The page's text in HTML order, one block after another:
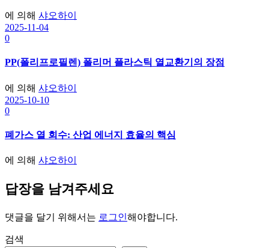
에 의해 샤오하이
2025-11-04
0
PP(폴리프로필렌) 폴리머 플라스틱 열교환기의 장점
에 의해 샤오하이
2025-10-10
0
폐가스 열 회수: 산업 에너지 효율의 핵심
에 의해 샤오하이
답장을 남겨주세요
댓글을 달기 위해서는 로그인해야합니다.
검색